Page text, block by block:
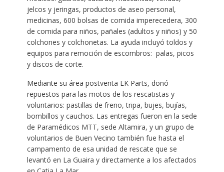
jelcos y jeringas, productos de aseo personal,
medicinas, 600 bolsas de comida imperecedera, 300
de comida para niños, pañales (adultos y niños) y 50
colchones y colchonetas. La ayuda incluyó toldos y
equipos para remoción de escombros: palas, picos
y discos de corte.
Mediante su área postventa EK Parts, donó
repuestos para las motos de los rescatistas y
voluntarios: pastillas de freno, tripa, bujes, bujías,
bombillos y cauchos. Las entregas fueron en la sede
de Paramédicos MTT, sede Altamira, y un grupo de
voluntarios de Buen Vecino también fue hasta el
campamento de esa unidad de rescate que se
levantó en La Guaira y directamente a los afectados